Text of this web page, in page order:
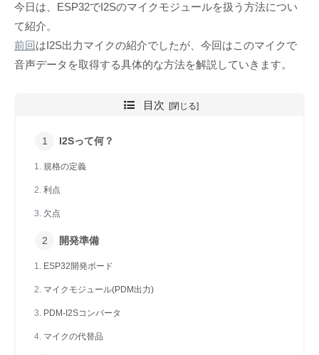
今日は、ESP32でI2Sのマイクモジュールを扱う方法につい
て紹介。
前回はI2S出力マイクの紹介でしたが、今回はこのマイクで
音声データを取得する具体的な方法を解説していきます。
目次
I2Sって何？
規格の定義
利点
欠点
開発準備
ESP32開発ボード
マイクモジュール(PDM出力)
PDM-I2Sコンバータ
マイクの代替品